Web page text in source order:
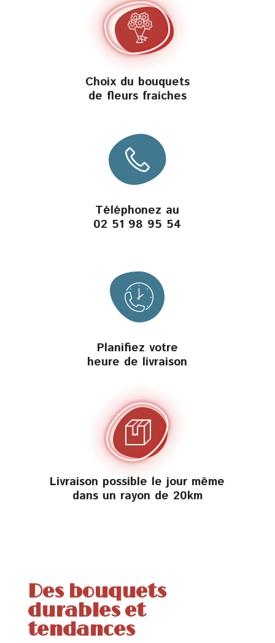
Choix du bouquets
de fleurs fraiches
Téléphonez au
02 51 98 95 54
Planifiez votre
heure de livraison
Livraison possible le jour même
dans un rayon de 20km
Des bouquets
durables et
tendances